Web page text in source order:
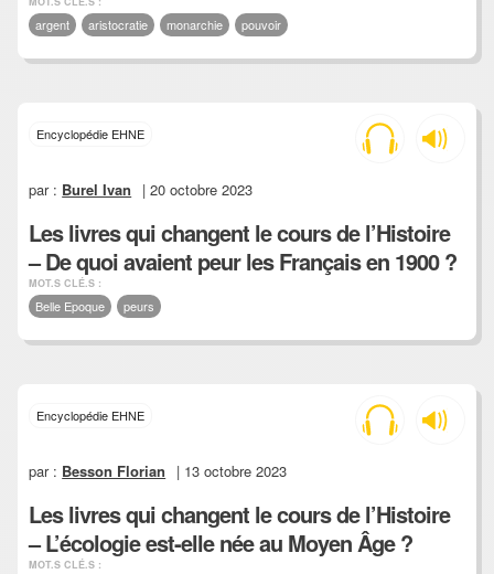
argent aristocratie monarchie pouvoir
Encyclopédie EHNE
par : Burel Ivan | 20 octobre 2023
Les livres qui changent le cours de l’Histoire
– De quoi avaient peur les Français en 1900 ?
MOT.S CLÉ.S :
Belle Epoque peurs
Encyclopédie EHNE
par : Besson Florian | 13 octobre 2023
Les livres qui changent le cours de l’Histoire
– L’écologie est-elle née au Moyen Âge ?
MOT.S CLÉ.S :